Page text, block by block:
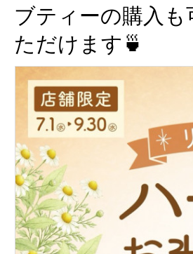
ブティーの購入
ただけます🍵